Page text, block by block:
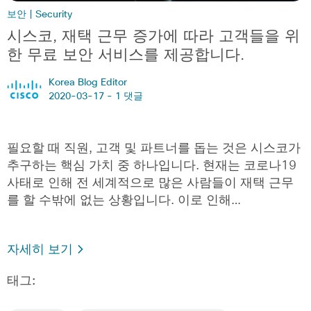
보안 | Security
시스코, 재택 근무 증가에 따라 고객들을 위
한 무료 보안 서비스를 제공합니다.
Korea Blog Editor
2020-03-17 - 1 댓글
필요할 때 직원, 고객 및 파트너를 돕는 것은 시스코가
추구하는 핵심 가치 중 하나입니다. 현재는 코로나19
사태로 인해 전 세계적으로 많은 사람들이 재택 근무
를 할 수밖에 없는 상황입니다. 이로 인해…
자세히 보기
태그: